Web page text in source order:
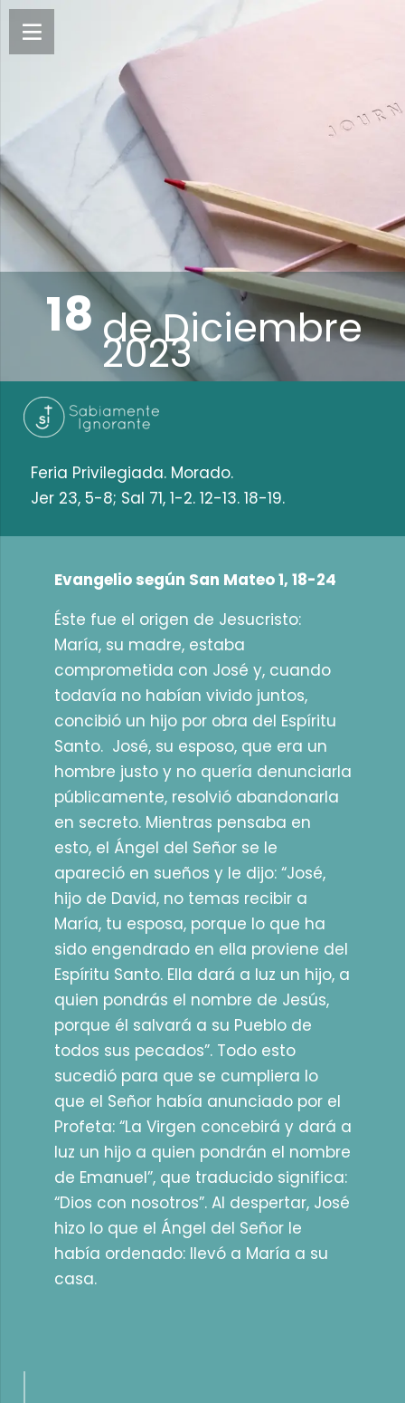
18deDiciembre
2023
Feria Privilegiada. Morado.
Jer 23, 5-8; Sal 71, 1-2. 12-13. 18-19.
Evangelio según San Mateo 1, 18-24
Éste fue el origen de Jesucristo:
María, su madre, estaba
comprometida con José y, cuando
todavía no habían vivido juntos,
concibió un hijo por obra del Espíritu
Santo. José, su esposo, que era un
hombre justo y no quería denunciarla
públicamente, resolvió abandonarla
en secreto. Mientras pensaba en
esto, el Ángel del Señor se le
apareció en sueños y le dijo: “José,
hijo de David, no temas recibir a
María, tu esposa, porque lo que ha
sido engendrado en ella proviene del
Espíritu Santo. Ella dará a luz un hijo, a
quien pondrás el nombre de Jesús,
porque él salvará a su Pueblo de
todos sus pecados”. Todo esto
sucedió para que se cumpliera lo
que el Señor había anunciado por el
Profeta: “La Virgen concebirá y dará a
luz un hijo a quien pondrán el nombre
de Emanuel”, que traducido significa:
“Dios con nosotros”. Al despertar, José
hizo lo que el Ángel del Señor le
había ordenado: llevó a María a su
casa.